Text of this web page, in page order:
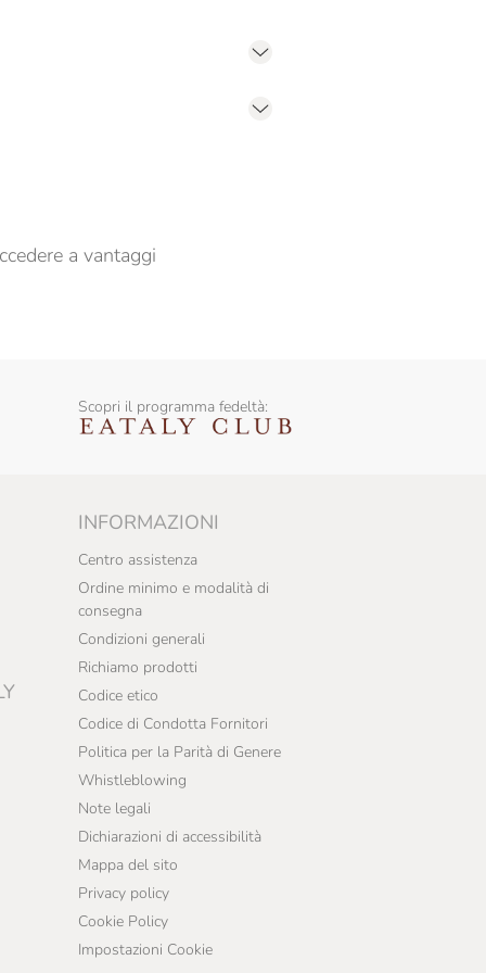
a vantaggi
Scopri il programma fedeltà:
INFORMAZIONI
Centro assistenza
Ordine minimo e modalità di
consegna
Condizioni generali
Richiamo prodotti
Codice etico
Codice di Condotta Fornitori
Politica per la Parità di Genere
Whistleblowing
Note legali
Dichiarazioni di accessibilità
Mappa del sito
Privacy policy
Cookie Policy
Impostazioni Cookie